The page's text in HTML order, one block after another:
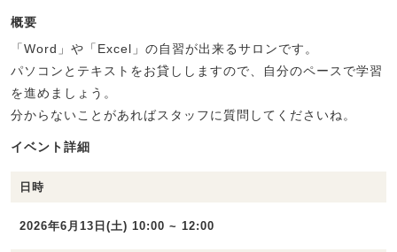
概要
「Word」や「Excel」の自習が出来るサロンです。
パソコンとテキストをお貸ししますので、自分のペースで学習
を進めましょう。
分からないことがあればスタッフに質問してくださいね。
イベント詳細
日時
2026年6月13日(土) 10:00 ~ 12:00